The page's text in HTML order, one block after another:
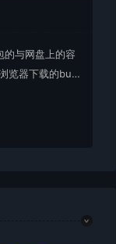
的与网盘上的容
览器下载的bu